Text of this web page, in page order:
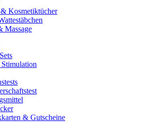
& Kosmetiktücher
Massage
& Gutscheine